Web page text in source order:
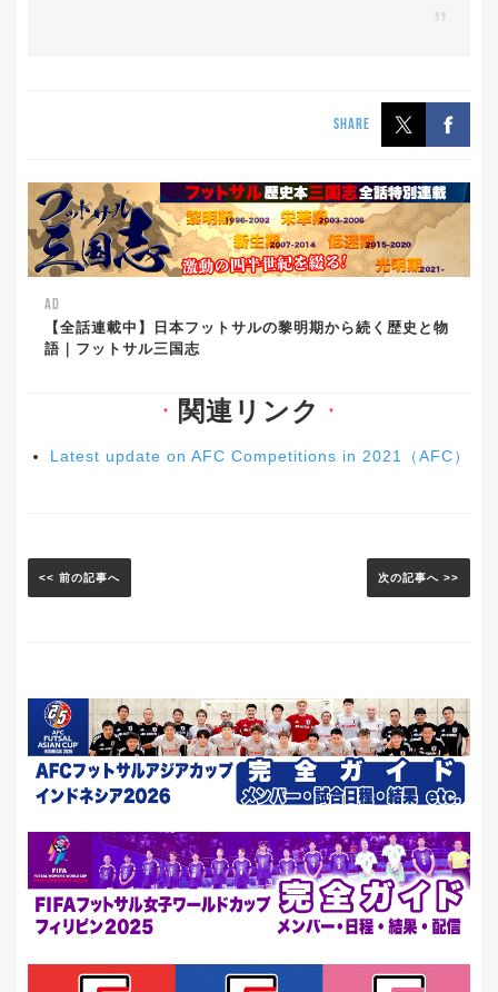
SHARE
AD
【全話連載中】日本フットサルの黎明期から続く歴史と物
語｜フットサル三国志
▼ 関連リンク ▼
Latest update on AFC Competitions in 2021（AFC）
<< 前の記事へ 次の記事へ >>